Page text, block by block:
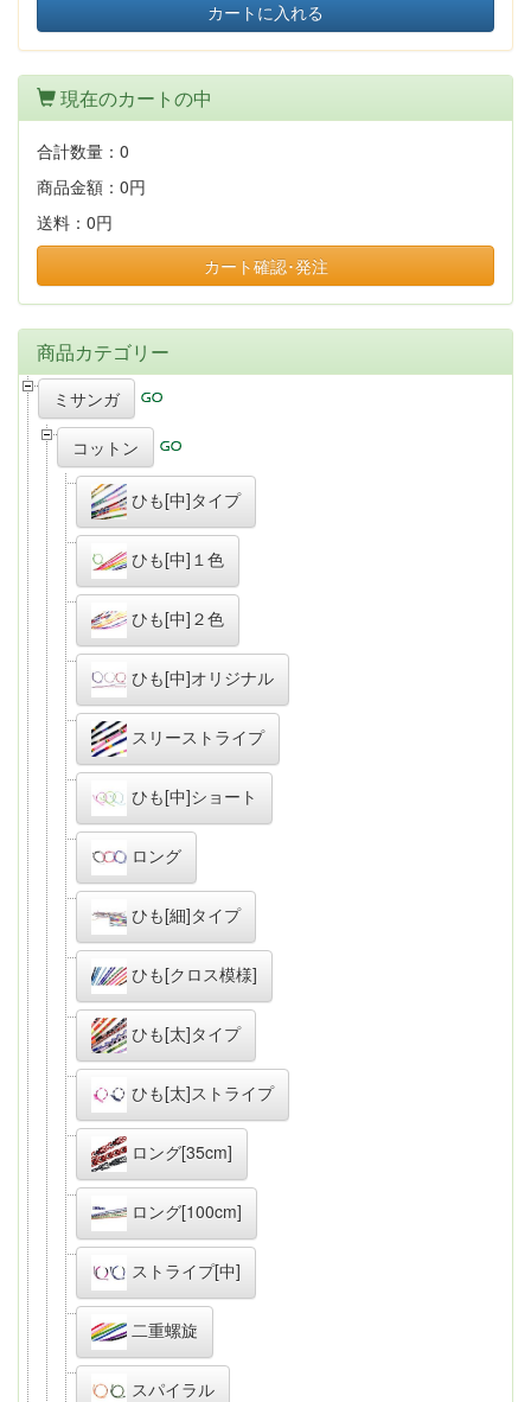
カートに入れる
現在のカートの中
合計数量： 0
商品金額： 0円
送料： 0円
カート確認･発注
商品カテゴリー
ミサンガ
コットン
ひも[中]タイプ
ひも[中]１色
ひも[中]２色
ひも[中]オリジナル
スリーストライプ
ひも[中]ショート
ロング
ひも[細]タイプ
ひも[クロス模様]
ひも[太]タイプ
ひも[太]ストライプ
ロング[35cm]
ロング[100cm]
ストライプ[中]
二重螺旋
スパイラル